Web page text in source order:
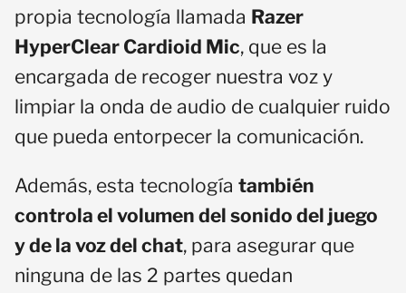
propia tecnología llamada Razer
HyperClear Cardioid Mic, que es la
encargada de recoger nuestra voz y
limpiar la onda de audio de cualquier ruido
que pueda entorpecer la comunicación.
Además, esta tecnología también
controla el volumen del sonido del juego
y de la voz del chat, para asegurar que
ninguna de las 2 partes quedan